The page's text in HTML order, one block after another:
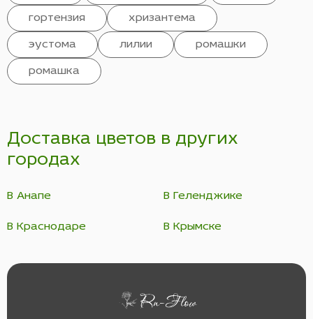
гортензия хризантема
эустома лилии ромашки
ромашка
Доставка цветов в других
городах
В Анапе В Геленджике
В Краснодаре В Крымске